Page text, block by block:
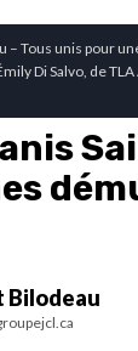
– Tous unis pour
Di Salvo, de
Bilodeau